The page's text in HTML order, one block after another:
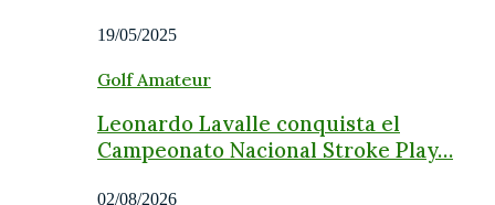
19/05/2025
Golf Amateur
Leonardo Lavalle conquista el
Campeonato Nacional Stroke Play…
02/08/2026